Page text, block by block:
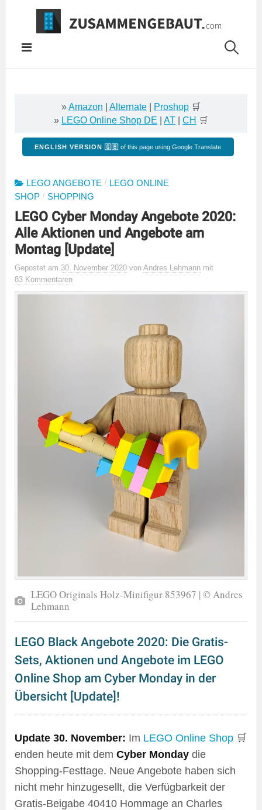
Springe
Inhalt
»Amazon Alternate Proshop 🛒
» LEGO Online Shop DE AT CH 🛒
ENGLISH VERSION 🇬🇧 of this page using Google Translate
LEGO ANGEBOTE / LEGO ONLINE
SHOP / SHOPPING
LEGO Cyber Monday Angebote 2020:
Alle Aktionen und Angebote am
Montag [Update]
Gepostet am 30. November 2020 von Andres Lehmann mit
83 Kommentaren
LEGO Originals Holz-Minifigur 853967 | © Andres
Lehmann
LEGO Black Angebote 2020: Die Gratis-
Sets, Aktionen und Angebote im LEGO
Online Shop am Cyber Monday in der
Übersicht [Update]!
Update 30. November: Im LEGO Online Shop 🛒
enden heute mit dem Cyber Monday die
Shopping-Festtage. Neue Angebote haben sich
nicht mehr hinzugesellt, die Verfügbarkeit der
Gratis-Beigabe 40410 Hommage an Charles